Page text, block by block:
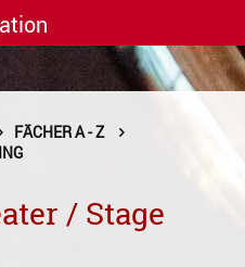
A - Z
FÄCHER A - Z
/ Stage